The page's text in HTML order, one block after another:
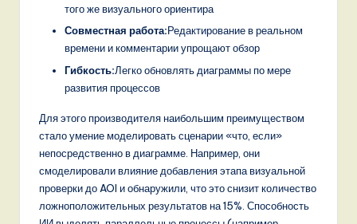
того же визуального ориентира
Совместная работа:Редактирование в реальном
времени и комментарии упрощают обзор
Гибкость:Легко обновлять диаграммы по мере
развития процессов
Для этого производителя наибольшим преимуществом
стало умение моделировать сценарии «что, если»
непосредственно в диаграмме. Например, они
смоделировали влияние добавления этапа визуальной
проверки до AOI и обнаружили, что это снизит количество
ложноположительных результатов на 15%. Способность